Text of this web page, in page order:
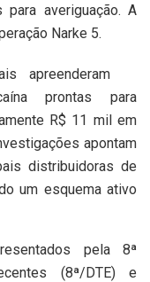
averiguação. A
Narke 5.
apreenderam
prontas para
R$ 11 mil em
apontam
distribuidoras de
um esquema ativo
pela 8ª
(8ª/DTE) e